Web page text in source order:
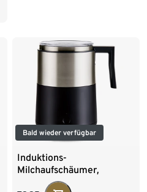
Bald wieder verfügbar
Induktions-
Milchaufschäumer,
schwarz